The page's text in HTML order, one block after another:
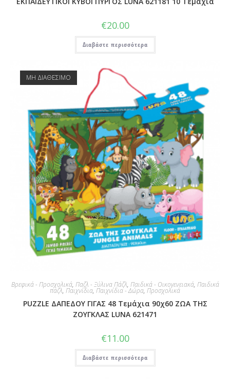
€20.00
Διαβάστε περισσότερα
ΜΗ ΔΙΑΘΕΣΙΜΟ
Βρεφικά - Προσχολικά, Παζλ - Ξύλινα Πάζλ, Παιδικά - Οικογενειακά, Παιδικά
παζλ, Παιχνίδια, Παιχνίδια - Δώρα, Προσχολικά
PUZZLE ΔΑΠΕΔΟΥ ΓΙΓΑΣ 48 Τεμάχια 90χ60 ΖΩΑ ΤΗΣ
ΖΟΥΓΚΛΑΣ LUNA 621471
€11.00
Διαβάστε περισσότερα